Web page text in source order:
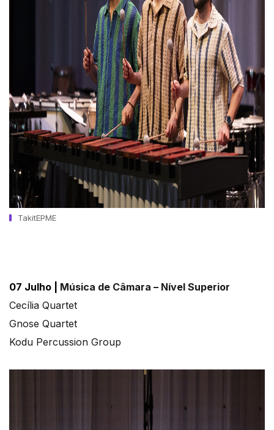
TakitEPME
07 Julho | Música de Câmara – Nível Superior
Cecília Quartet
Gnose Quartet
Kodu Percussion Group